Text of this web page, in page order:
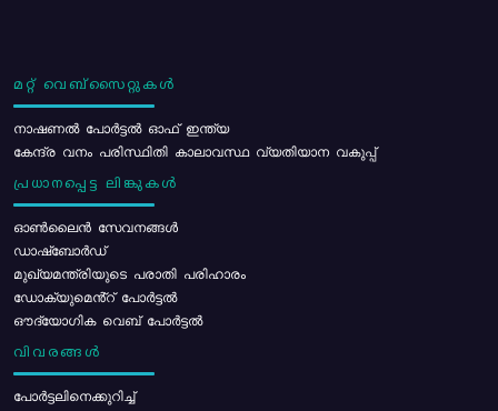
മറ്റ് വെബ്സൈറ്റുകൾ
നാഷണൽ പോർട്ടൽ ഓഫ് ഇന്ത്യ
കേന്ദ്ര വനം പരിസ്ഥിതി കാലാവസ്ഥ വ്യതിയാന വകുപ്പ്
പ്രധാനപ്പെട്ട ലിങ്കുകൾ
ഓൺലൈൻ സേവനങ്ങൾ
ഡാഷ്ബോർഡ്
മുഖ്യമന്ത്രിയുടെ പരാതി പരിഹാരം
ഡോക്യുമെൻ്റ് പോർട്ടൽ
ഔദ്യോഗിക വെബ് പോർട്ടൽ
വിവരങ്ങൾ
പോര്‍ട്ടലിനെക്കുറിച്ച്